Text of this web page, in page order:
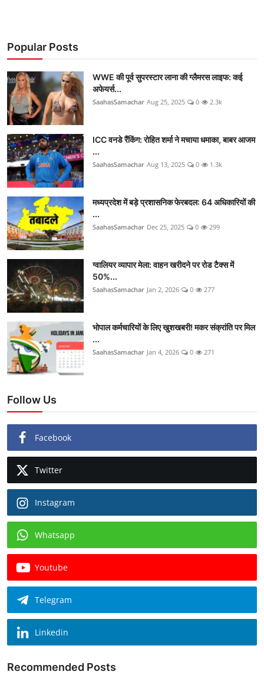
Popular Posts
WWE की पूर्व सुपरस्टार लाना की ग्लैमरस लाइफ: कई
अफेयर्स...
SaahasSamachar Aug 25, 2025 0 2.3k
ICC वनडे रैंकिंग: रोहित शर्मा ने मचाया धमाका, बाबर आजम
...
SaahasSamachar Aug 13, 2025 0 1.3k
मध्यप्रदेश में बड़े प्रशासनिक फेरबदल: 64 अधिकारियों की
...
SaahasSamachar Dec 25, 2025 0 299
ग्वालियर व्यापार मेला: वाहन खरीदने पर रोड टैक्स में
50%...
SaahasSamachar Jan 2, 2026 0 277
भोपाल कर्मचारियों के लिए खुशखबरी! मकर संक्रांति पर मिल
...
SaahasSamachar Jan 4, 2026 0 271
Follow Us
Facebook
Twitter
Instagram
Whatsapp
Youtube
Telegram
Linkedin
Recommended Posts